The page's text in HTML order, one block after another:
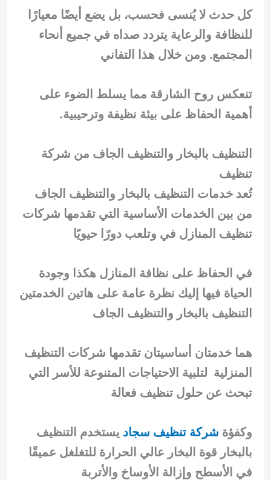
كل حدث لا يُنسى فحسب، بل يضع أيضًا معيارًا
للنظافة والرعاية يتردد صداه في جميع أنحاء
المجتمع. ومن خلال هذا التفاني
تنعكس روح الشارقة مما يسلط الضوء على
أهمية الحفاظ على بيئة نظيفة وترحيبية.
التنظيف بالبخار والتنظيف الجاف من شركة
تنظيف
تُعد خدمات التنظيف بالبخار والتنظيف الجاف
من بين الخدمات الأساسية التي تقدمها شركات
تنظيف المنازل في وتلعب دورًا حيويًا
في الحفاظ على نظافة المنازل هكذا وجودة
الحياة فيها إليك نظرة عامة على هاتين الخدمتين
التنظيف بالبخار والتنظيف الجاف
هما خدمتان أساسيتان تقدمها شركات التنظيف
المنزلية لتلبية الاحتياجات المتنوعة للأسر التي
تبحث عن حلول تنظيف فعالة
وكفؤة شركة تنظيف سجاد يستخدم التنظيف
بالبخار قوة البخار عالي الحرارة للتغلغل عميقًا
في الأسطح وإزالة الأوساخ والأتربة